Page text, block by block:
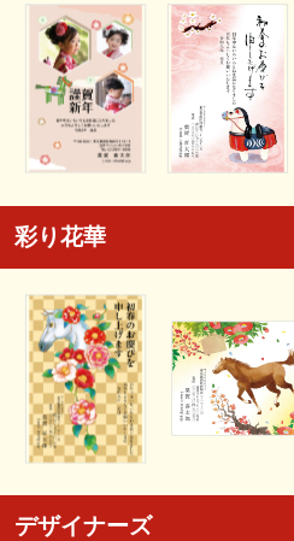
彩り花華
デザイナーズ